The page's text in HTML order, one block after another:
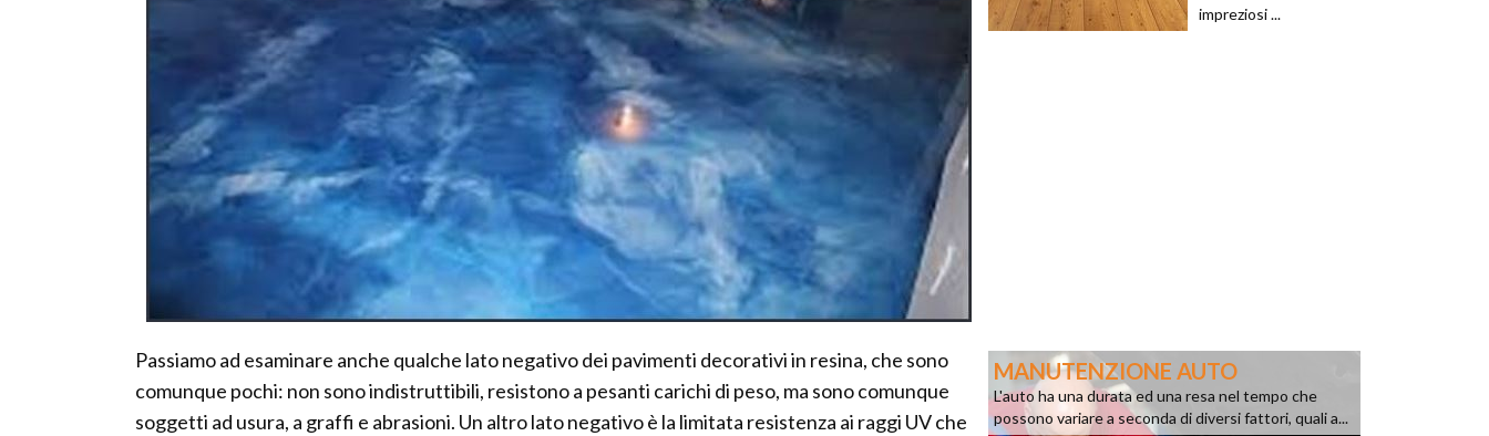
Passiamo ad esaminare anche qualche lato negativo dei pavimenti decorativi in resina, che sono
comunque pochi: non sono indistruttibili, resistono a pesanti carichi di peso, ma sono comunque
soggetti ad usura, a graffi e abrasioni. Un altro lato negativo è la limitata resistenza ai raggi UV che
impreziosi ...
MANUTENZIONE AUTO
L'auto ha una durata ed una resa nel tempo che
possono variare a seconda di diversi fattori, quali a...